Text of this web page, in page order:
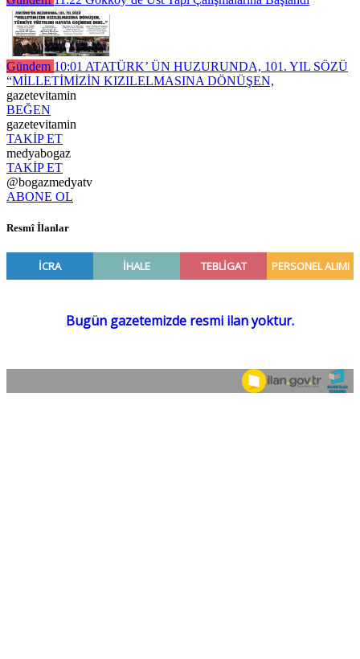
Gündem 10:01 ATATÜRK’ ÜN HUZURUNDA, 101. YIL SÖZÜ
“MİLLETİMİZİN KIZILELMASINA DÖNÜŞEN,
gazetevitamin
BEĞEN
gazetevitamin
TAKİP ET
medyabogaz
TAKİP ET
@bogazmedyatv
ABONE OL
Resmî İlanlar